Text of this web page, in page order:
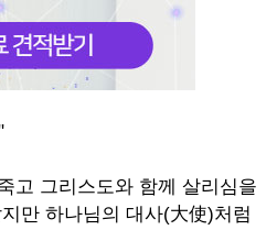
고 그리스도와 함께 살리심을
만 하나님의 대사(大使)처럼